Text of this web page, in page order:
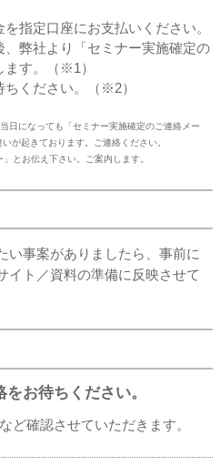
指定口座にお支払いください。
弊社より「セミナー実施確定の
ます。（※1）
ください。（※2）
日になっても「セミナー実施確定のご連絡メー
が起きております。ご連絡ください。
とお伝え下さい。ご案内します。
い事案がありましたら、事前に
イト／資料の準備に反映させて
お待ちください。
ど確認させていただきます。